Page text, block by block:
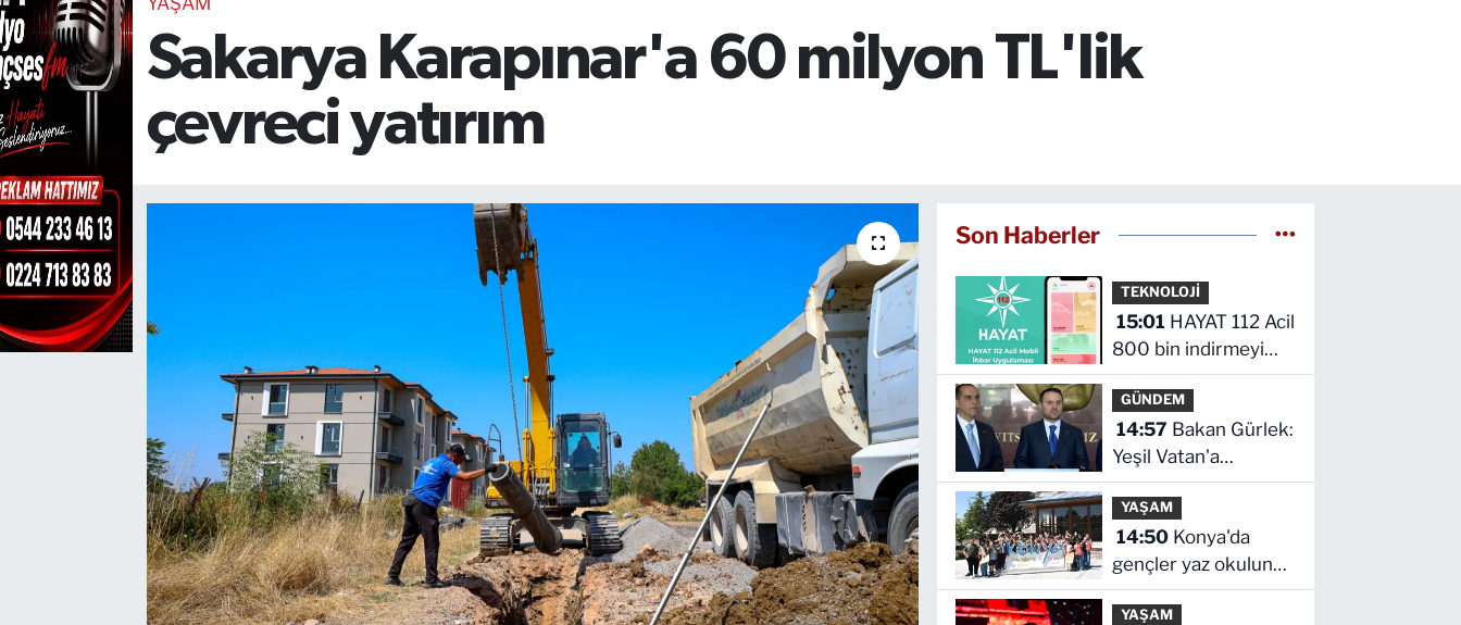
Sakarya Karapınar'a 60 milyon TL'lik
çevreci yatırım
Son Haberler
TEKNOLOJİ
15:01
800 bin indirmeyi
aştı
GÜNDEM
14:57
Yeşil Vatan'a
kastedenler hukuk
önünde hesap
verecek
YAŞAM
14:50
gençler yaz okulunda
şehri keşfetti
YAŞAM
TEKNOLOJİ
CANLI DİNLE
RESMİ İLANLAR
Gencsesfm Canlı Dinle